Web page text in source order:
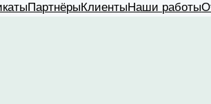
Партнёры Клиенты Наши работы